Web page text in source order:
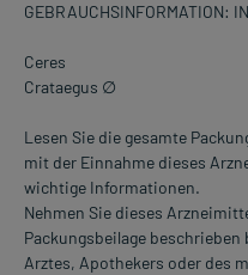
GEBRAUCHSINFORMATION:
Ceres
Crataegus ∅
Lesen Sie die gesamte
mit der Einnahme dieses
wichtige Informationen.
Nehmen Sie dieses
Packungsbeilage beschrieben
Arztes, Apothekers oder des